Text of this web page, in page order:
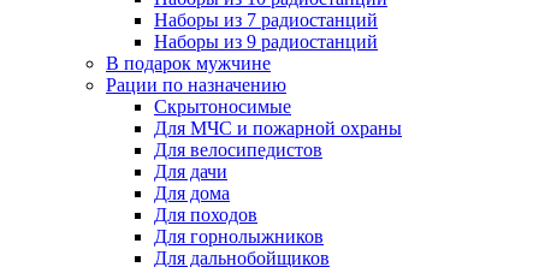
Наборы из 7 радиостанций
Наборы из 9 радиостанций
В подарок мужчине
Рации по назначению
Скрытоносимые
Для МЧС и пожарной охраны
Для велосипедистов
Для дачи
Для дома
Для походов
Для горнолыжников
Для дальнобойщиков